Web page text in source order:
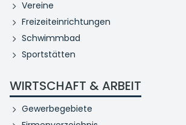
Vereine
Freizeiteinrichtungen
Schwimmbad
Sportstätten
WIRTSCHAFT & ARBEIT
Gewerbegebiete